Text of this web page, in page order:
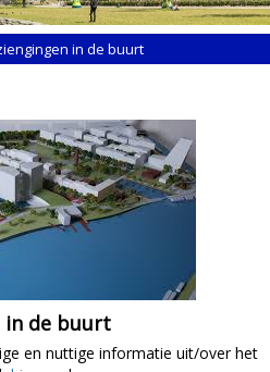
in de buurt
in de buurt
en nuttige informatie uit/over het